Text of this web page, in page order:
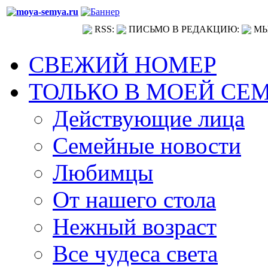
RSS: ПИСЬМО В РЕДАКЦИЮ:
СВЕЖИЙ НОМЕР
ТОЛЬКО В МОЕЙ
Действующие лица
Семейные новости
Любимцы
От нашего стола
Нежный возраст
Все чудеса света